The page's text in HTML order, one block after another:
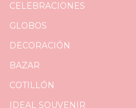
CELEBRACIONES
GLOBOS
DECORACIÓN
BAZAR
COTILLÓN
IDEAL SOUVENIR